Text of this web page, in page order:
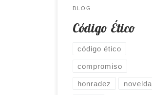
este modo a cumplirlo.
Cargando…
BLOG
Código Ético
código ético
compromiso
honradez novelda